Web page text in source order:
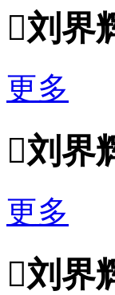
刘界
更多
刘界
更多
刘界